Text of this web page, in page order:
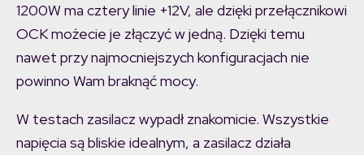
1200W ma cztery linie +12V, ale dzięki przełącznikowi
OCK możecie je złączyć w jedną. Dzięki temu
nawet przy najmocniejszych konfiguracjach nie
powinno Wam braknąć mocy.
W testach zasilacz wypadł znakomicie. Wszystkie
napięcia są bliskie idealnym, a zasilacz działa